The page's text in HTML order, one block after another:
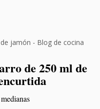
de 250 ml de